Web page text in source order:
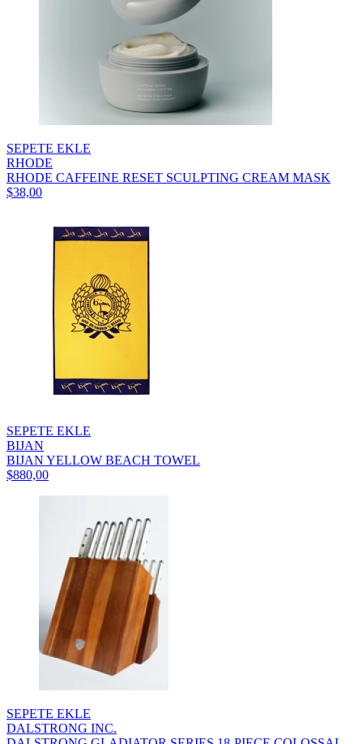
SEPETE EKLE
RHODE
RHODE CAFFEINE RESET SCULPTING CREAM MASK
$38,00
SEPETE EKLE
BIJAN
BIJAN YELLOW BEACH TOWEL
$880,00
SEPETE EKLE
DALSTRONG INC.